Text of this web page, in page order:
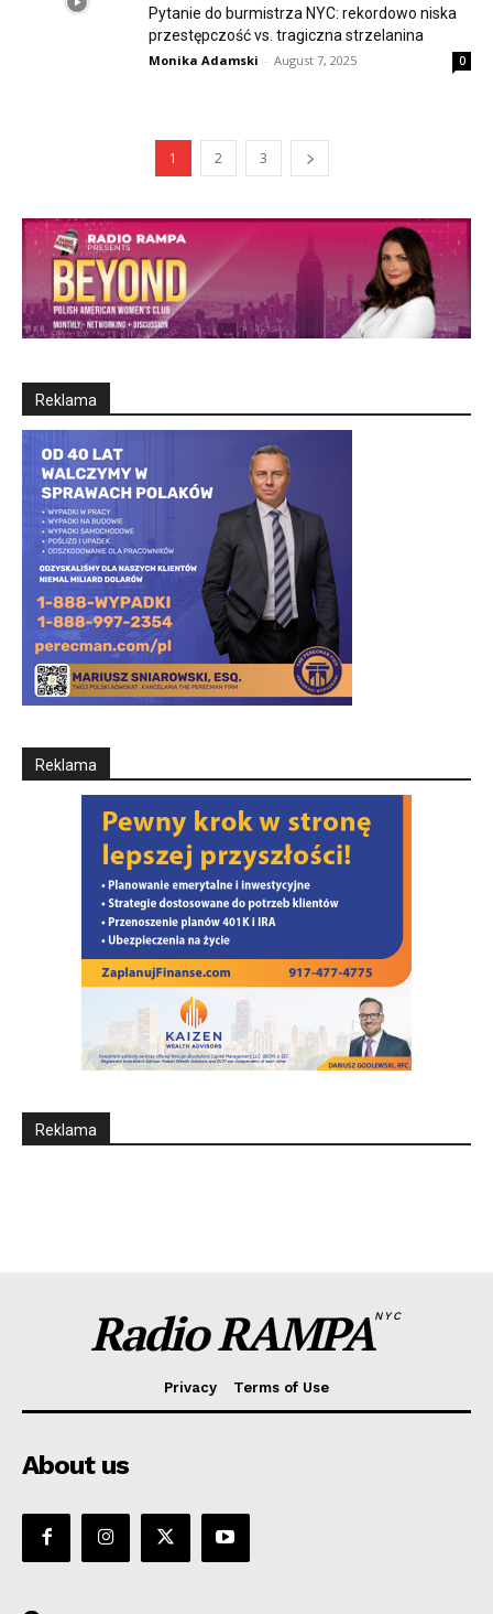
Pytanie do burmistrza NYC: rekordowo niska
przestępczość vs. tragiczna strzelanina
Monika Adamski - August 7, 2025 0
1 2 3
Reklama
Reklama
Reklama
Radio RAMPANYC
Privacy Terms of Use
About us